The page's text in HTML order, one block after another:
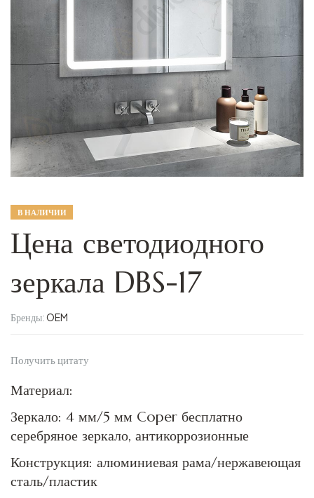
В НАЛИЧИИ
Цена светодиодного
зеркала DBS-17
Бренды:OEM
Получить цитату
Материал:
Зеркало: 4 мм/5 мм Coper бесплатно
серебряное зеркало, антикоррозионные
Конструкция: алюминиевая рама/нержавеющая
сталь/пластик